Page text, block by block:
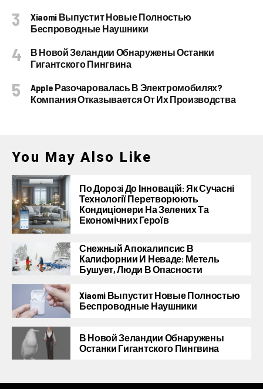
Xiaomi Выпустит Новые Полностью
Беспроводные Наушники
В Новой Зеландии Обнаружены Останки
Гигантского Пингвина
Apple Разочаровалась В Электромобилях?
Компания Отказывается От Их Производства
You May Also Like
По Дорозі До Інновацій: Як Сучасні
Технології Перетворюють
Кондиціонери На Зелених Та
Економічних Героїв
Снежный Апокалипсис В
Калифорнии И Неваде: Метель
Бушует, Люди В Опасности
Xiaomi Выпустит Новые Полностью
Беспроводные Наушники
В Новой Зеландии Обнаружены
Останки Гигантского Пингвина